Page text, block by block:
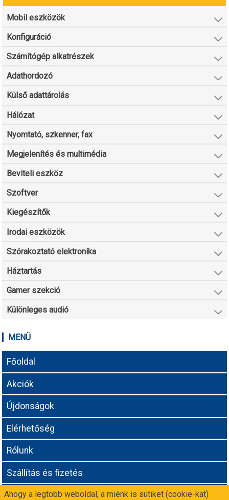
Mobil eszközök
Konfiguráció
Számítógép alkatrészek
Adathordozó
Külső adattárolás
Hálózat
Nyomtató, szkenner, fax
Megjelenítés és multimédia
Beviteli eszköz
Szoftver
Kiegészítők
Irodai eszközök
Szórakoztató elektronika
Háztartás
Gamer szekció
Különleges audió
MENÜ
Főoldal
Akciók
Újdonságok
Elérhetőség
Rólunk
Szállítás és fizetés
Adatvédelmi tájékoztató
Ahogy a legtöbb weboldal, a miénk is sütiket (cookie-kat)